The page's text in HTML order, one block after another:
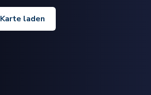
Karte laden